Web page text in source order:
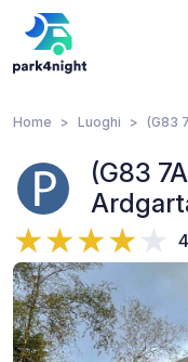
Home Luoghi (G83
(G83